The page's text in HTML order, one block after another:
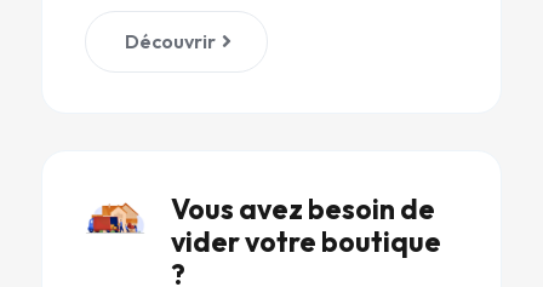
Découvrir
Vous avez besoin de
vider votre boutique
?